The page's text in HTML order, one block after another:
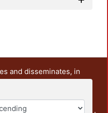
and disseminates, in
teaching and research
It also includes some
documents from the